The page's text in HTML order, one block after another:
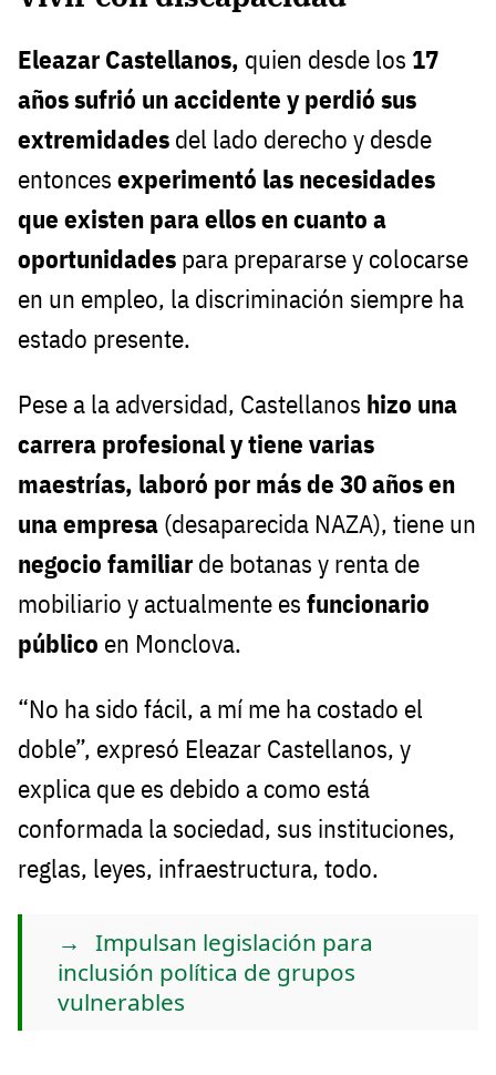
Eleazar Castellanos, quien desde los 17
años sufrió un accidente y perdió sus
extremidades del lado derecho y desde
entonces experimentó las necesidades
que existen para ellos en cuanto a
oportunidades para prepararse y colocarse
en un empleo, la discriminación siempre ha
estado presente.
Pese a la adversidad, Castellanos hizo una
carrera profesional y tiene varias
maestrías, laboró por más de 30 años en
una empresa (desaparecida NAZA), tiene un
negocio familiar de botanas y renta de
mobiliario y actualmente es funcionario
público en Monclova.
“No ha sido fácil, a mí me ha costado el
doble”, expresó Eleazar Castellanos, y
explica que es debido a como está
conformada la sociedad, sus instituciones,
reglas, leyes, infraestructura, todo.
Impulsan legislación para
inclusión política de grupos
vulnerables